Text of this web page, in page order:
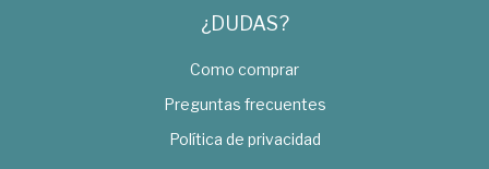
¿DUDAS?
Como comprar
Preguntas frecuentes
Política de privacidad